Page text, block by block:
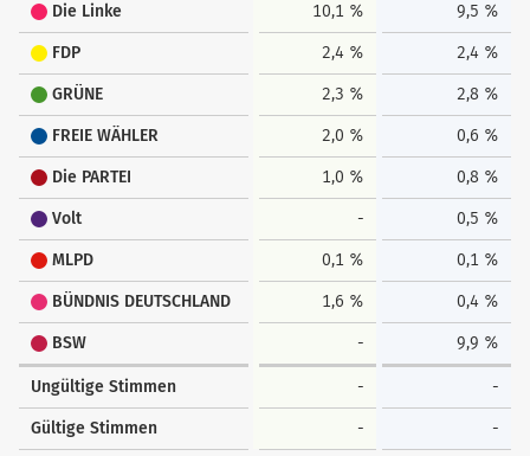
Die Linke 10,1 % 9,5 %
FDP 2,4 % 2,4 %
GRÜNE 2,3 % 2,8 %
FREIE WÄHLER 2,0 % 0,6 %
Die PARTEI 1,0 % 0,8 %
Volt - 0,5 %
MLPD 0,1 % 0,1 %
BÜNDNIS DEUTSCHLAND 1,6 % 0,4 %
BSW - 9,9 %
Ungültige Stimmen - -
Gültige Stimmen - -